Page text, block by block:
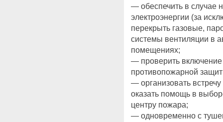
— обеспечить в случае
электроэнергии (за
перекрыть газовые,
системы вентиляции в
помещениях;
— проверить
противопожарной
— организовать
оказать помощь в
центру пожара;
— одновременно с